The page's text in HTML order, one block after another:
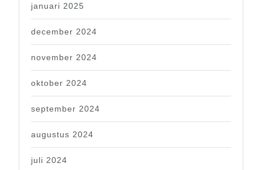
januari 2025
december 2024
november 2024
oktober 2024
september 2024
augustus 2024
juli 2024